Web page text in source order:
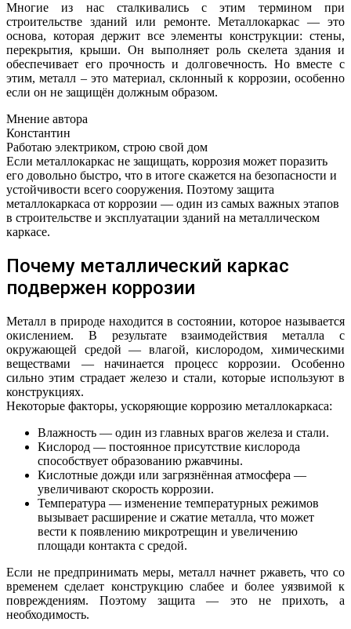
Многие из нас сталкивались с этим термином при
строительстве зданий или ремонте. Металлокаркас — это
основа, которая держит все элементы конструкции: стены,
перекрытия, крыши. Он выполняет роль скелета здания и
обеспечивает его прочность и долговечность. Но вместе с
этим, металл – это материал, склонный к коррозии, особенно
если он не защищён должным образом.
Мнение автора
Константин
Работаю электриком, строю свой дом
Если металлокаркас не защищать, коррозия может поразить
его довольно быстро, что в итоге скажется на безопасности и
устойчивости всего сооружения. Поэтому защита
металлокаркаса от коррозии — один из самых важных этапов
в строительстве и эксплуатации зданий на металлическом
каркасе.
Почему металлический каркас
подвержен коррозии
Металл в природе находится в состоянии, которое называется
окислением. В результате взаимодействия металла с
окружающей средой — влагой, кислородом, химическими
веществами — начинается процесс коррозии. Особенно
сильно этим страдает железо и стали, которые используют в
конструкциях.
Некоторые факторы, ускоряющие коррозию металлокаркаса:
Влажность — один из главных врагов железа и стали.
Кислород — постоянное присутствие кислорода
способствует образованию ржавчины.
Кислотные дожди или загрязнённая атмосфера —
увеличивают скорость коррозии.
Температура — изменение температурных режимов
вызывает расширение и сжатие металла, что может
вести к появлению микротрещин и увеличению
площади контакта с средой.
Если не предпринимать меры, металл начнет ржаветь, что со
временем сделает конструкцию слабее и более уязвимой к
повреждениям. Поэтому защита — это не прихоть, а
необходимость.